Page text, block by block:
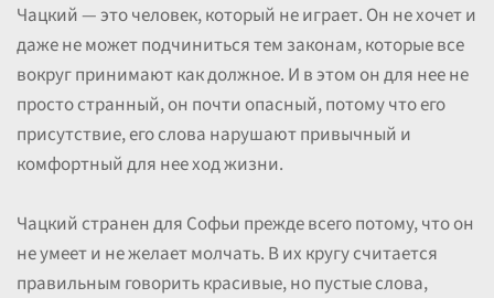
Чацкий — это человек, который не играет. Он не хочет и
даже не может подчиниться тем законам, которые все
вокруг принимают как должное. И в этом он для нее не
просто странный, он почти опасный, потому что его
присутствие, его слова нарушают привычный и
комфортный для нее ход жизни.
Чацкий странен для Софьи прежде всего потому, что он
не умеет и не желает молчать. В их кругу считается
правильным говорить красивые, но пустые слова,